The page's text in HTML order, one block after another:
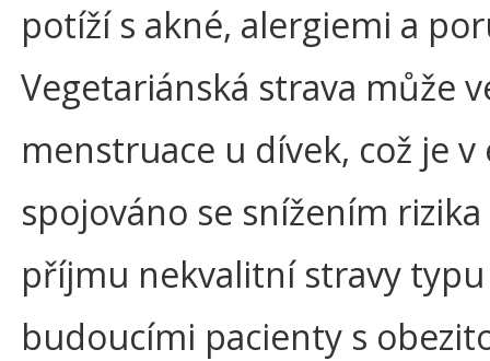
potíží s akné, alergiemi a
Vegetariánská strava může
menstruace u dívek, což je
spojováno se snížením
příjmu nekvalitní stravy
budoucími pacienty s